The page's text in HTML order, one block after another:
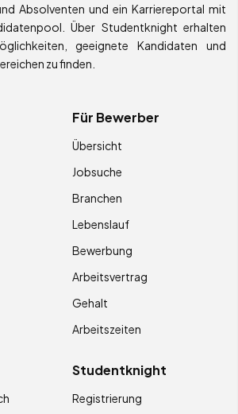
Absolventen und ein Karriereportal mit
Über Studentknight erhalten
geeignete Kandidaten und
zu finden.
Für Bewerber
Übersicht
Jobsuche
Branchen
Lebenslauf
Bewerbung
Arbeitsvertrag
Gehalt
Arbeitszeiten
Studentknight
Registrierung